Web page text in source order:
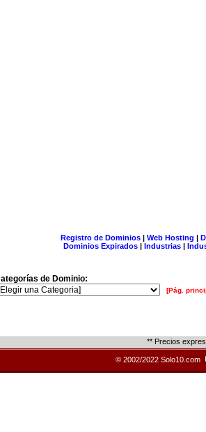
Registro de Dominios| Web Hosting |
Dominios Expirados | Industrias |
de Dominio:
[Pág.
** Precios
© 2002/2022 Solo10.com